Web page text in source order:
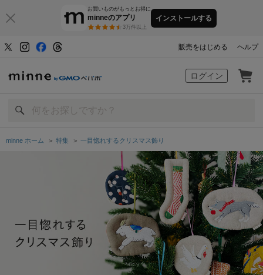
お買いものがもっとお得に
minneのアプリ
3万件以上
インストールする
販売をはじめる ヘルプ
ログイン
minne ホーム ＞ 特集 ＞ 一目惚れするクリスマス飾り